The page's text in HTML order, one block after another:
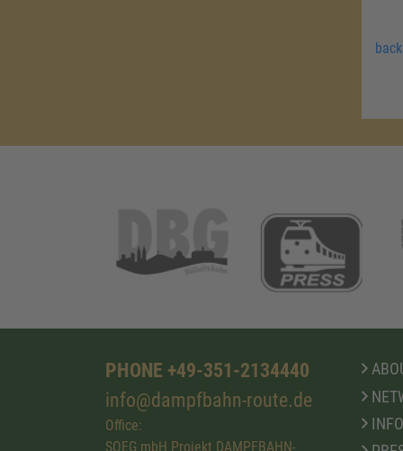
back
PHONE +49-351-2134440
info@dampfbahn-route.de
Office:
SOEG mbH Projekt DAMPFBAHN-